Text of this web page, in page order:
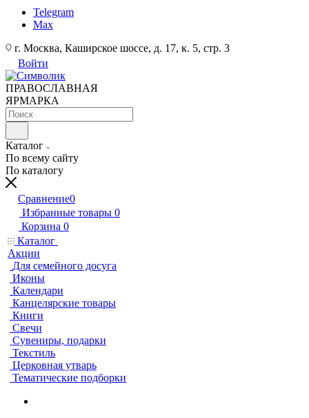
Telegram
Max
г. Москва, Каширское шоссе, д. 17, к. 5, стр. 3
Войти
ПРАВОСЛАВНАЯ
ЯРМАРКА
Каталог
По всему сайту
По каталогу
Сравнение0
Избранные товары 0
Корзина 0
Каталог
Акции
Для семейного досуга
Иконы
Календари
Канцелярские товары
Книги
Свечи
Сувениры, подарки
Текстиль
Церковная утварь
Тематические подборки